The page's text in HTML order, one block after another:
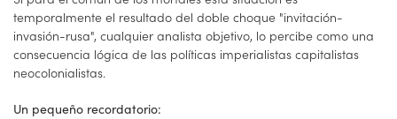
temporalmente el resultado del doble choque "invitación-
invasión-rusa", cualquier analista objetivo, lo percibe como una
consecuencia lógica de las políticas imperialistas capitalistas
neocolonialistas.
Un pequeño recordatorio: